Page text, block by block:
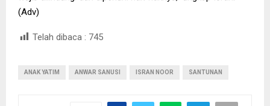
(Adv)
Telah dibaca : 745
ANAK YATIM ANWAR SANUSI ISRAN NOOR SANTUNAN